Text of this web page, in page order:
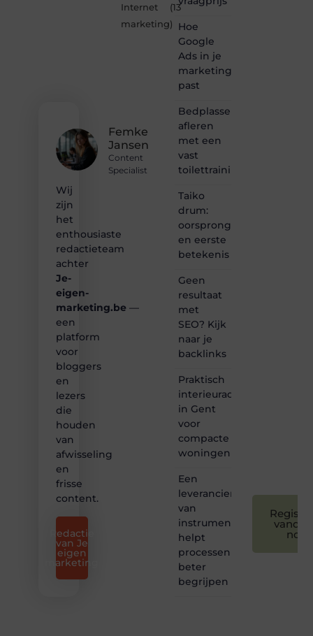
Femke
Jansen
Content
Specialist
Wij
zijn
het
enthousiaste
redactieteam
achter
Je-
eigen-
marketing.be —
een
platform
voor
bloggers
en
lezers
die
houden
van
afwisseling
en
frisse
content.
Redactie
van Je
eigen
marketing
Internet
marketing
(13
)
Hoe
Google
Ads in je
marketingmix
past
Bedplassen
afleren
met een
vast
toilettrainingschema
Taiko
drum:
oorsprong
en eerste
betekenis
Geen
resultaat
met
SEO? Kijk
naar je
backlinks
Praktisch
interieuradvies
in Gent
voor
compacte
woningen
Een
leverancier
van
instrumentatie
helpt
processen
beter
begrijpen
nog